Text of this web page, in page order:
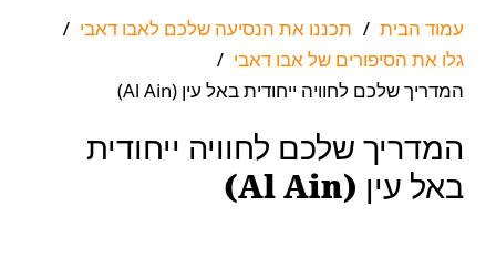
עמוד הבית / תכננו את הנסיעה שלכם לאבו דאבי /
גלו את הסיפורים של אבו דאבי /
המדריך שלכם לחוויה ייחודית באל עין (Al Ain)
המדריך שלכם לחוויה ייחודית
באל עין (Al Ain)